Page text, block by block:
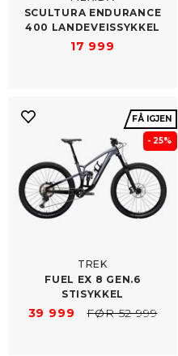
SCULTURA ENDURANCE
400 LANDEVEISSYKKEL
17 999
FÅ IGJEN
- 25%
TREK
FUEL EX 8 GEN.6
STISYKKEL
39 999 FØR 52 999